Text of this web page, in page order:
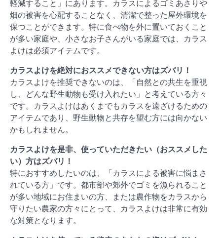
軽減すること」にあります。カラスによるゴミあさりや
畑の被害を心配することなく、清潔で整った屋外環境を
保つことができます。特に食べ物を外に置いておくこと
が多い家庭や、小さなお子さんがいる家庭では、カラス
よけは必須アイテムです。
カラスよけを絶対におススメできない方はズバリ！
カラスよけを推奨できないのは、「自然との共生を重視
し、どんな野生動物も受け入れたい」と考えている方々
です。カラスよけはあくまでもカラスを遠ざけるための
アイテムであり、野生動物と共存を望む方には向かない
かもしれません。
カラスよけを是非、使っていただきたい（おススメした
い）方はズバリ！
特におすすめしたいのは、「カラスによる被害に悩まさ
れている方」です。都市部や郊外でゴミを漁られること
が多い地域にお住まいの方、または農作物をカラスから
守りたい農家の方々にとって、カラスよけは非常に有効
な対策となります。